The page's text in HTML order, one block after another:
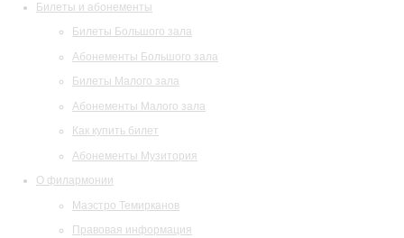
Билеты и абонементы
Билеты Большого зала
Абонементы Большого зала
Билеты Малого зала
Абонементы Малого зала
Как купить билет
Абонементы Музитория
О филармонии
Маэстро Темирканов
Правовая информация